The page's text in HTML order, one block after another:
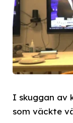
I skuggan av
som väckte